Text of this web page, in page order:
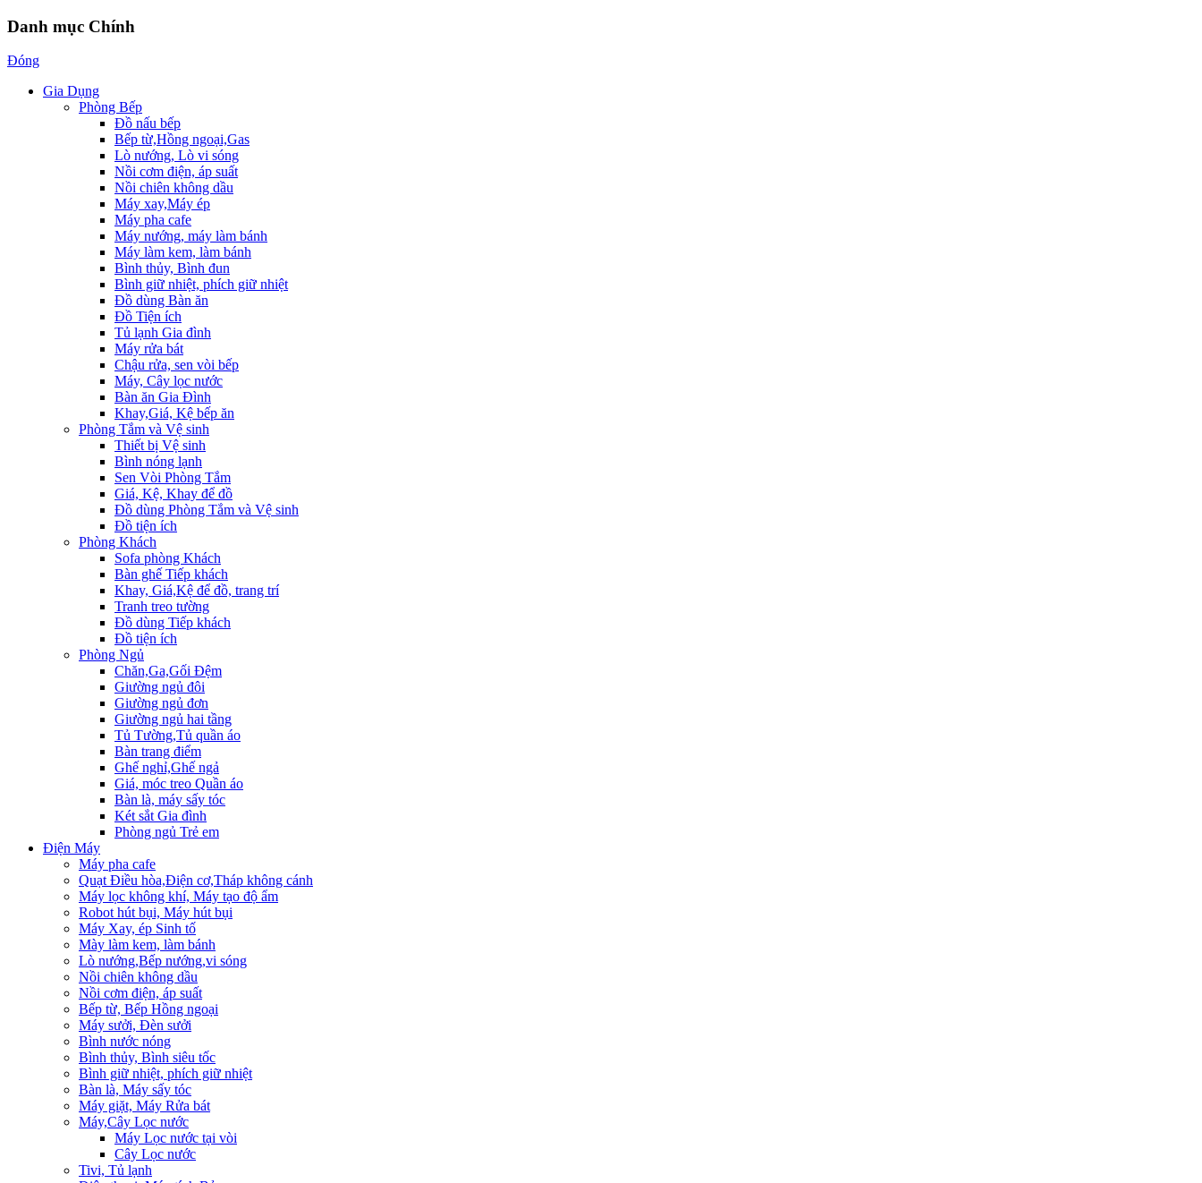
Danh mục Chính
Đóng
Gia Dụng
Phòng Bếp
Đồ nấu bếp
Bếp từ,Hồng ngoại,Gas
Lò nướng, Lò vi sóng
Nồi cơm điện, áp suất
Nồi chiên không dầu
Máy xay,Máy ép
Máy pha cafe
Máy nướng, máy làm bánh
Máy làm kem, làm bánh
Bình thủy, Bình đun
Bình giữ nhiệt, phích giữ nhiệt
Đồ dùng Bàn ăn
Đồ Tiện ích
Tủ lạnh Gia đình
Máy rửa bát
Chậu rửa, sen vòi bếp
Máy, Cây lọc nước
Bàn ăn Gia Đình
Khay,Giá, Kệ bếp ăn
Phòng Tắm và Vệ sinh
Thiết bị Vệ sinh
Bình nóng lạnh
Sen Vòi Phòng Tắm
Giá, Kệ, Khay để đồ
Đồ dùng Phòng Tắm và Vệ sinh
Đồ tiện ích
Phòng Khách
Sofa phòng Khách
Bàn ghế Tiếp khách
Khay, Giá,Kệ để đồ, trang trí
Tranh treo tường
Đồ dùng Tiếp khách
Đồ tiện ích
Phòng Ngủ
Chăn,Ga,Gối Đệm
Giường ngủ đôi
Giường ngủ đơn
Giường ngủ hai tầng
Tủ Tường,Tủ quần áo
Bàn trang điểm
Ghế nghỉ,Ghế ngả
Giá, móc treo Quần áo
Bàn là, máy sấy tóc
Két sắt Gia đình
Phòng ngủ Trẻ em
Điện Máy
Máy pha cafe
Quạt Điều hòa,Điện cơ,Tháp không cánh
Máy lọc không khí, Máy tạo độ ẩm
Robot hút bụi, Máy hút bụi
Máy Xay, ép Sinh tố
Mày làm kem, làm bánh
Lò nướng,Bếp nướng,vi sóng
Nồi chiên không dầu
Nồi cơm điện, áp suất
Bếp từ, Bếp Hồng ngoại
Máy sưởi, Đèn sưởi
Bình nước nóng
Bình thủy, Bình siêu tốc
Bình giữ nhiệt, phích giữ nhiệt
Bàn là, Máy sấy tóc
Máy giặt, Máy Rửa bát
Máy,Cây Lọc nước
Máy Lọc nước tại vòi
Cây Lọc nước
Tivi, Tủ lạnh